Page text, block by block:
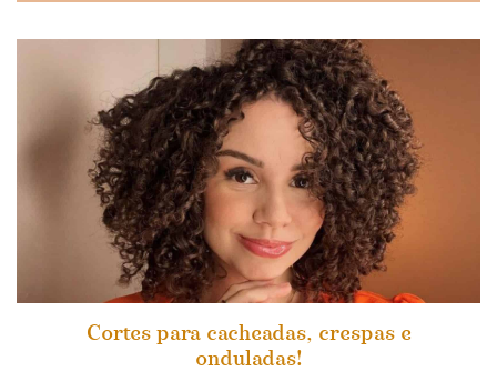
Cortes para cacheadas, crespas e
onduladas!